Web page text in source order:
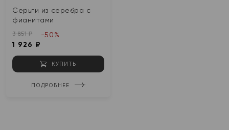
Серьги из серебра с
фианитами
3 851 ₽
1 926 ₽
-50%
КУПИТЬ
ПОДРОБНЕЕ